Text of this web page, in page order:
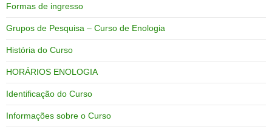
Formas de ingresso
Grupos de Pesquisa – Curso de Enologia
História do Curso
HORÁRIOS ENOLOGIA
Identificação do Curso
Informações sobre o Curso